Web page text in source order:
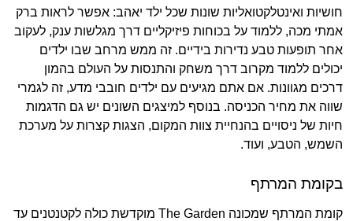
חושיות ואינטלקטואליות שונות שכל ילד יאהב: אפשר לראות ברק
אמתי מכה, ללמוד על בכוחות פיזיקליים דרך מגלשות ענק, לעקוב
אחר תופעות טבע נדירות בידיים. זה ממש מרחב שבו ילדים
יכולים ללמוד מקרוב דרך משחק והתנסות על העולם בהמון
דרכים מגוונות. אם אתם מגיעים עם ילדים חובבי מדע, זה לגמרי
שווה את מחיר הכניסה. בנוסף למיצגים השונים יש גם הדגמות
חיות של ניסויים בהנחיית צוות המקום, הצגות קצרות על מערכת
השמש, הטבע, ועוד.
בקומת המרתף
קומת המרתף שמכונה The Garden מוקדשת כולה לקטנטנים עד